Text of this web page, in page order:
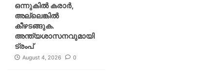
ഒന്നുകില്‍ കരാര്‍,
അല്ലെങ്കില്‍
കീഴടങ്ങുക.
അന്ത്യശാസനവുമായി
ട്രംപ്
August 4, 2026 0